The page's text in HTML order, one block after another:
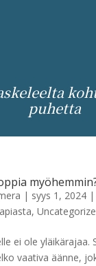
puhetta
| syys 1, 2024|
,
ei ole yläikärajaa.
vaativa äänne,